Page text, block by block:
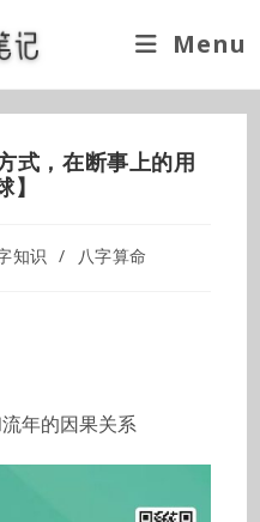
Menu
式，在断事上的用
知识 / 八字算命
年的因果关系